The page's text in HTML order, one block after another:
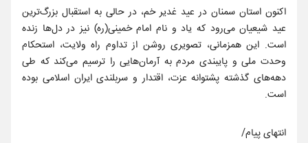
اکنون استان سمنان در عید غدیر خم، در حالی به استقبال بزرگ‌ترین
عید شیعیان می‌رود که یاد و نام امام خمینی(ره) نیز در دل‌ها زنده
است. این همزمانی، تصویری روشن از تداوم راه ولایت، استحکام
وحدت ملی و پایبندی مردم به آرمان‌هایی را ترسیم می‌کند که طی
دهه‌های گذشته پشتوانه عزت، اقتدار و سربلندی ایران اسلامی بوده
است.
انتهای پیام/